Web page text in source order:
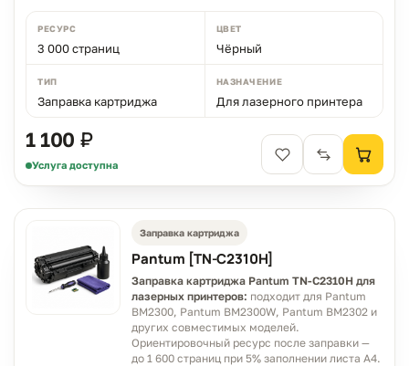
РЕСУРС
3 000 страниц
ЦВЕТ
Чёрный
ТИП
Заправка картриджа
НАЗНАЧЕНИЕ
Для лазерного принтера
1 100 ₽
Услуга доступна
Заправка картриджа
Pantum [TN-C2310H]
Заправка картриджа Pantum TN-C2310H для
лазерных принтеров: подходит для Pantum
BM2300, Pantum BM2300W, Pantum BM2302 и
других совместимых моделей.
Ориентировочный ресурс после заправки —
до 1 600 страниц при 5% заполнении листа A4.
Чем можем помочь?
Ответим в рабочее время